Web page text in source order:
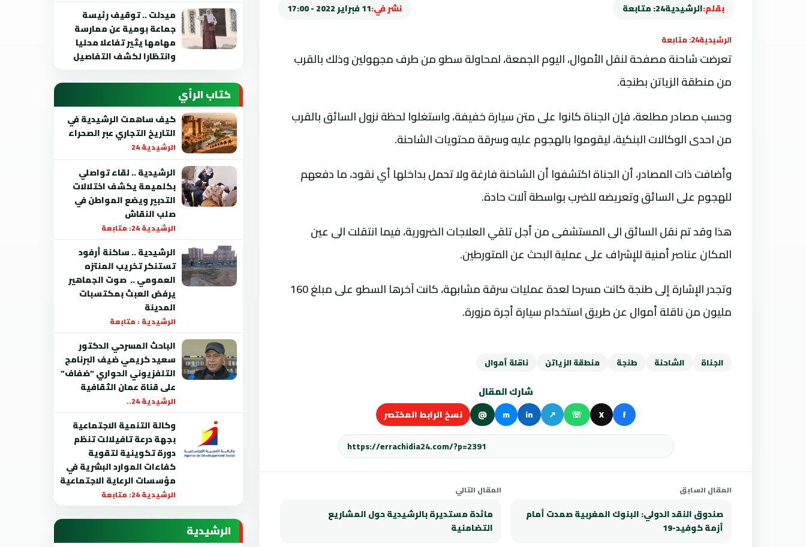
بقلم:الرشيدية24: متابعة نشر في:11 فبراير 2022 - 17:00
الرشيدية24: متابعة
تعرضت شاحنة مصفحة لنقل الأموال، اليوم الجمعة، لمحاولة سطو من طرف مجهولين وذلك بالقرب
من منطقة الزياتن بطنجة.
وحسب مصادر مطلعة، فإن الجناة كانوا على متن سيارة خفيفة، واستغلوا لحظة نزول السائق بالقرب
من احدى الوكالات البنكية، ليقوموا بالهجوم عليه وسرقة محتويات الشاحنة.
وأضافت ذات المصادر، أن الجناة اكتشفوا أن الشاحنة فارغة ولا تحمل بداخلها أي نقود، ما دفعهم
للهجوم على السائق وتعريضه للضرب بواسطة آلات حادة.
هذا وقد تم نقل السائق الى المستشفى من أجل تلقي العلاجات الضرورية، فيما انتقلت الى عين
المكان عناصر أمنية للإشراف على عملية البحث عن المتورطين.
وتجدر الإشارة إلى طنجة كانت مسرحا لعدة عمليات سرقة مشابهة، كانت آخرها السطو على مبلغ 160
مليون من ناقلة أموال عن طريق استخدام سيارة أجرة مزورة.
الجناة الشاحنة طنجة منطقة الزياتن ناقلة أموال
شارك المقال
f
X
☏
↗
in
m
@ نسخ الرابط المختصر
المقال السابق
صندوق النقد الدولي: البنوك المغربية صمدت أمام
أزمة كوفيد-19
المقال التالي
مائدة مستديرة بالرشيدية حول المشاريع
التضامنية
ميدلت .. توقيف رئيسة
جماعة بومية عن ممارسة
مهامها يثير تفاعلا محليا
وانتظارا لكشف التفاصيل
كتاب الرأي
كيف ساهمت الرشيدية في
التاريخ التجاري عبر الصحراء
الرشيدية 24
الرشيدية .. لقاء تواصلي
بكلميمة يكشف اختلالات
التدبير ويضع المواطن في
صلب النقاش
الرشيدية 24: متابعة
الرشيدية .. ساكنة أرفود
تستنكر تخريب المنتزه
العمومي .. صوت الجماهير
يرفض العبث بمكتسبات
المدينة
الرشيدية : متابعة
الباحث المسرحي الدكتور
سعيد كريمي ضيف البرنامج
التلفزيوني الحواري “ضفاف”
على قناة عمان الثقافية
الرشيدية 24..
وكالة التنمية الاجتماعية
بجهة درعة تافيلالت تنظم
دورة تكوينية لتقوية
كفاءات الموارد البشرية في
مؤسسات الرعاية الاجتماعية
الرشيدية 24: متابعة
الرشيدية